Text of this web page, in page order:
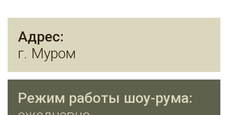
Адрес:
г. Муром
Режим работы шоу-рума: